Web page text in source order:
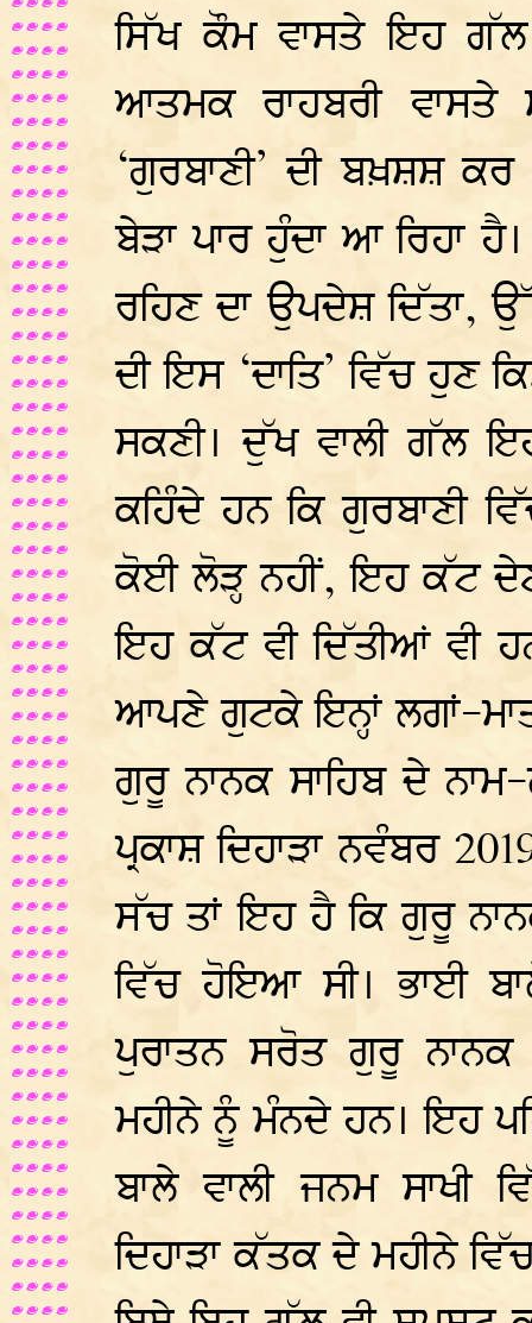
ਸਿੱਖ ਕੌਮ ਵਾਸਤੇ ਇਹ ਗੱਲ
ਆਤਮਕ ਰਾਹਬਰੀ ਵਾਸਤੇ
‘ਗੁਰਬਾਣੀ’ ਦੀ ਬਖ਼ਸ਼ਸ਼
ਬੇੜਾ ਪਾਰ ਹੁੰਦਾ ਆ ਰਿਹਾ
ਰਹਿਣ ਦਾ ਉਪਦੇਸ਼ ਦਿੱਤਾ,
ਦੀ ਇਸ ‘ਦਾਤਿ’ ਵਿੱਚ ਹੁਣ
ਸਕਣੀ। ਦੁੱਖ ਵਾਲੀ ਗੱਲ
ਕਹਿੰਦੇ ਹਨ ਕਿ ਗੁਰਬਾਣੀ
ਕੋਈ ਲੋੜ੍ਹ ਨਹੀਂ, ਇਹ ਕੱਟ
ਇਹ ਕੱਟ ਵੀ ਦਿੱਤੀਆਂ ਵੀ
ਆਪਣੇ ਗੁਟਕੇ ਇਨ੍ਹਾਂ ਲਗਾਂ-
ਗੁਰੂ ਨਾਨਕ ਸਾਹਿਬ ਦੇ
ਪ੍ਰਕਾਸ਼ ਦਿਹਾੜਾ ਨਵੰਬਰ
ਸੱਚ ਤਾਂ ਇਹ ਹੈ ਕਿ ਗੁਰੂ ਨਾਨਕ
ਵਿੱਚ ਹੋਇਆ ਸੀ। ਭਾਈ
ਪੁਰਾਤਨ ਸਰੋਤ ਗੁਰੂ ਨਾਨਕ
ਮਹੀਨੇ ਨੂੰ ਮੰਨਦੇ ਹਨ। ਇਹ
ਬਾਲੇ ਵਾਲੀ ਜਨਮ ਸਾਖੀ
ਦਿਹਾੜਾ ਕੱਤਕ ਦੇ ਮਹੀਨੇ